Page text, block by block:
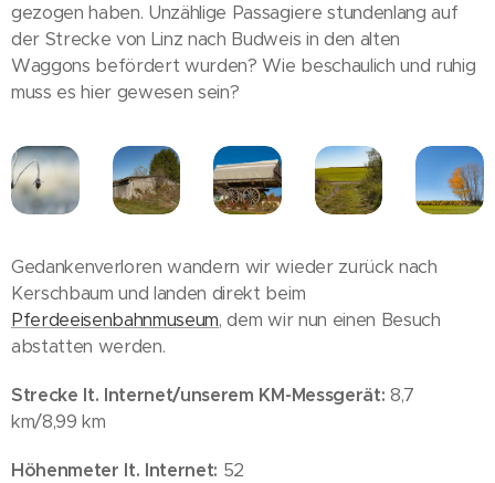
gezogen haben. Unzählige Passagiere stundenlang auf
der Strecke von Linz nach Budweis in den alten
Waggons befördert wurden? Wie beschaulich und ruhig
muss es hier gewesen sein?
Gedankenverloren wandern wir wieder zurück nach
Kerschbaum und landen direkt beim
Pferdeeisenbahnmuseum, dem wir nun einen Besuch
abstatten werden.
Strecke lt. Internet/unserem KM-Messgerät: 8,7
km/8,99 km
Höhenmeter lt. Internet: 52